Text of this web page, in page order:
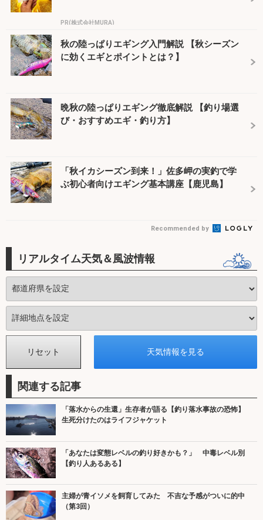
PR(株式会社MURA)
秋の陸っぱりエギング入門解説 【秋シーズン
に効くエギとポイントとは？】
晩秋の陸っぱりエギング徹底解説 【釣り場選
び・おすすめエギ・釣り方】
「秋イカシーズン到来！」佐多岬の実釣で学
ぶ初心者向けエギング基本講座【鹿児島】
Recommended by
リアルタイム天気＆風波情報
関連する記事
「落水からの生還」生存者が語る【釣り落水事故の恐怖】
生死分けたのはライフジャケット
「あなたは変態レベルの釣り好きかも？」 中毒レベル別
【釣り人あるある】
主婦が青イソメを飼育してみた 不吉な予感がついに的中
（第3回）